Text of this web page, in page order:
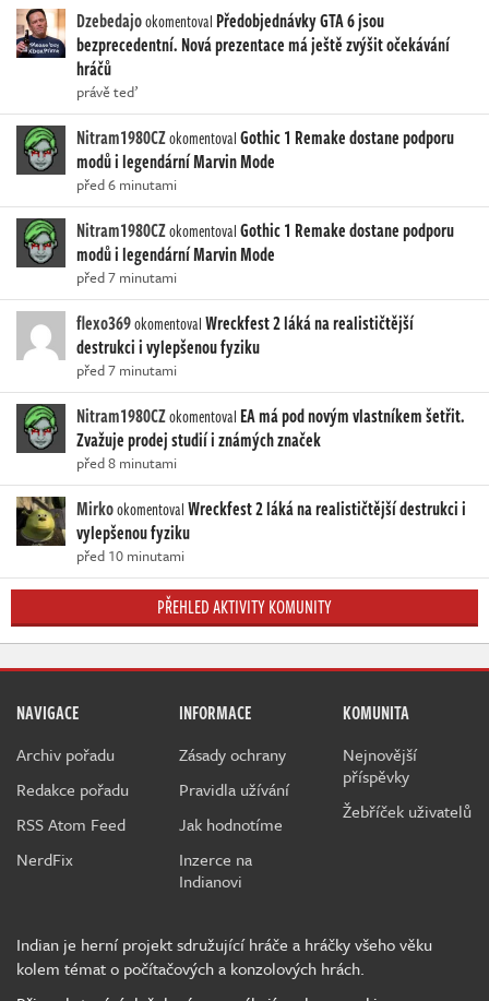
Dzebedajookomentoval Předobjednávky GTA 6 jsou
bezprecedentní. Nová prezentace má ještě zvýšit očekávání
hráčů
právě teď
Nitram1980CZokomentovalGothic 1 Remake dostane podporu
modů i legendární Marvin Mode
před 6 minutami
Nitram1980CZokomentovalGothic 1 Remake dostane podporu
modů i legendární Marvin Mode
před 7 minutami
flexo369okomentovalWreckfest 2 láká na realističtější
destrukci i vylepšenou fyziku
před 7 minutami
Nitram1980CZokomentoval EA má pod novým vlastníkem šetřit.
Zvažuje prodej studií i známých značek
před 8 minutami
MirkookomentovalWreckfest 2 láká na realističtější destrukci i
vylepšenou fyziku
před 10 minutami
PŘEHLED AKTIVITY KOMUNITY
NAVIGACE
Archiv pořadu
Redakce pořadu
RSS Atom Feed
NerdFix
INFORMACE
Zásady ochrany
Pravidla užívání
Jak hodnotíme
Inzerce na
Indianovi
KOMUNITA
Nejnovější
příspěvky
Žebříček uživatelů
Indian je herní projekt sdružující hráče a hráčky všeho věku
kolem témat o počítačových a konzolových hrách.